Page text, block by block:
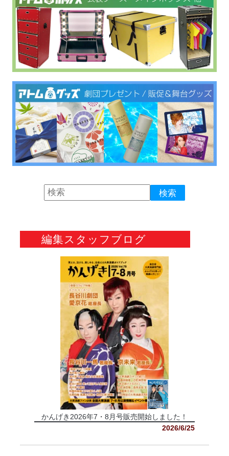
編集スタッフブログ
かんげき2026年7・8月号販売開始しました！
2026/6/25